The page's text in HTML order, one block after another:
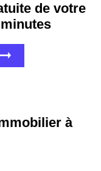
de votre
à